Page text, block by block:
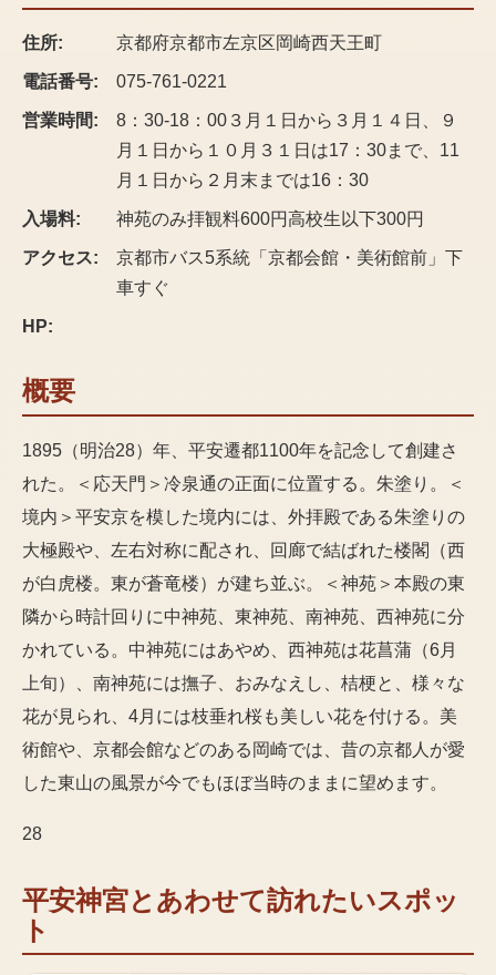
住所: 京都府京都市左京区岡崎西天王町
電話番号: 075-761-0221
営業時間:
8：30-18：00３月１日から３月１４日、９
月１日から１０月３１日は17：30まで、11
月１日から２月末までは16：30
入場料: 神苑のみ拝観料600円高校生以下300円
アクセス:
京都市バス5系統「京都会館・美術館前」下
車すぐ
HP:
概要
1895（明治28）年、平安遷都1100年を記念して創建さ
れた。＜応天門＞冷泉通の正面に位置する。朱塗り。＜
境内＞平安京を模した境内には、外拝殿である朱塗りの
大極殿や、左右対称に配され、回廊で結ばれた楼閣（西
が白虎楼。東が蒼竜楼）が建ち並ぶ。＜神苑＞本殿の東
隣から時計回りに中神苑、東神苑、南神苑、西神苑に分
かれている。中神苑にはあやめ、西神苑は花菖蒲（6月
上旬）、南神苑には撫子、おみなえし、桔梗と、様々な
花が見られ、4月には枝垂れ桜も美しい花を付ける。美
術館や、京都会館などのある岡崎では、昔の京都人が愛
した東山の風景が今でもほぼ当時のままに望めます。
28
平安神宮とあわせて訪れたいスポッ
ト